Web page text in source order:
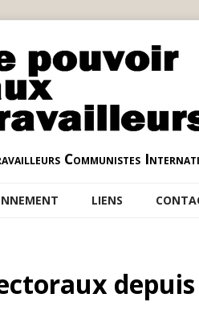
Communistes
LIENS